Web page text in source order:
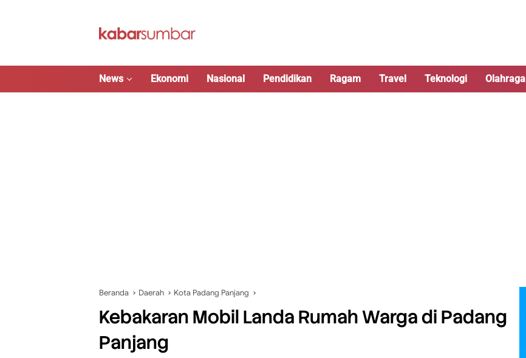
News Ekonomi Nasional Pendidikan Ragam Travel Teknologi Olahraga
Beranda Daerah Kota Padang Panjang
Kebakaran Mobil Landa Rumah Warga di Padang
Panjang